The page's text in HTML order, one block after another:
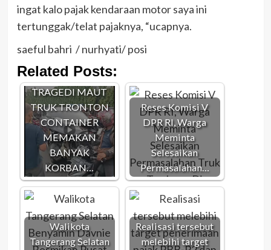
ingat kalo pajak kendaraan motor saya ini
tertunggak/telat pajaknya, “ucapnya.
saeful bahri / nurhyati/ posi
Related Posts:
TRAGEDI MAUT
TRUK TRONTON
CONTAINER
MEMAKAN
BANYAK
KORBAN…
Reses Komisi V
DPR RI, Warga
Meminta
Selesaikan
Permasalahan…
Walikota
Tangerang Selatan
Realisasi tersebut
melebihi target